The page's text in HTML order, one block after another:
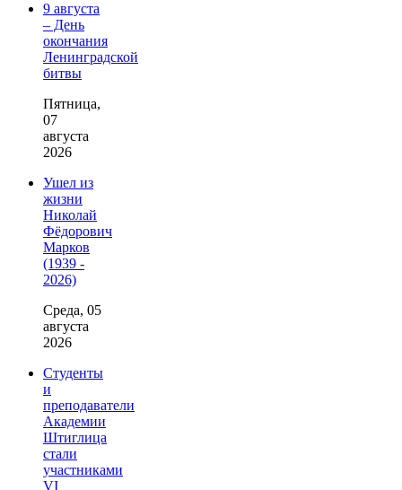
9 августа
– День
окончания
Ленинградской
битвы
Пятница,
07
августа
2026
Ушел из
жизни
Николай
Фёдорович
Марков
(1939 -
2026)
Среда, 05
августа
2026
Студенты
и
преподаватели
Академии
Штиглица
стали
участниками
VI